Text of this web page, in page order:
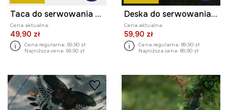
Taca do serwowania drewniana - dynia
Cena aktualna:
49,90 zł
Cena regularna: 69,90 zł
Najniższa cena: 69,90 zł
Deska do serwowania drewniana z grawerem
Cena aktualna:
59,90 zł
Cena regularna: 89,90 zł
Najniższa cena: 89,90 zł